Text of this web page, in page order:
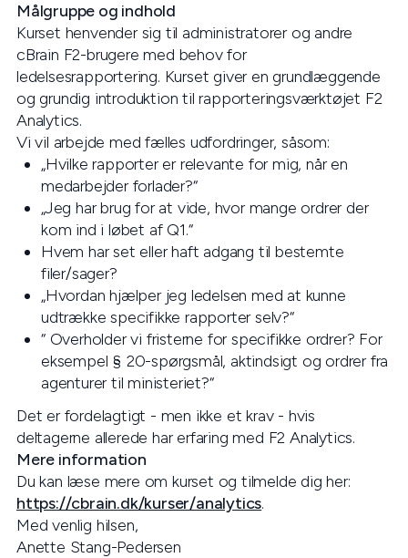
Målgruppe og indhold
Kurset henvender sig til administratorer og andre
cBrain F2-brugere med behov for
ledelsesrapportering. Kurset giver en grundlæggende
og grundig introduktion til rapporteringsværktøjet F2
Analytics.
Vi vil arbejde med fælles udfordringer, såsom:
„Hvilke rapporter er relevante for mig, når en
medarbejder forlader?“
„Jeg har brug for at vide, hvor mange ordrer der
kom ind i løbet af Q1.“
Hvem har set eller haft adgang til bestemte
filer/sager?
„Hvordan hjælper jeg ledelsen med at kunne
udtrække specifikke rapporter selv?“
“ Overholder vi fristerne for specifikke ordrer? For
eksempel § 20-spørgsmål, aktindsigt og ordrer fra
agenturer til ministeriet?“
Det er fordelagtigt - men ikke et krav - hvis
deltagerne allerede har erfaring med F2 Analytics.
Mere information
Du kan læse mere om kurset og tilmelde dig her:
https://cbrain.dk/kurser/analytics.
Med venlig hilsen,
Anette Stang-Pedersen